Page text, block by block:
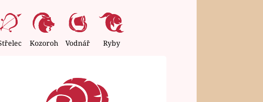
Kozoroh Vodnář Ryby